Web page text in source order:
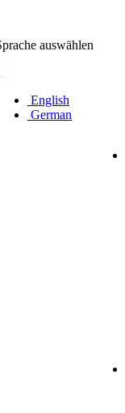
auswählen
English
German